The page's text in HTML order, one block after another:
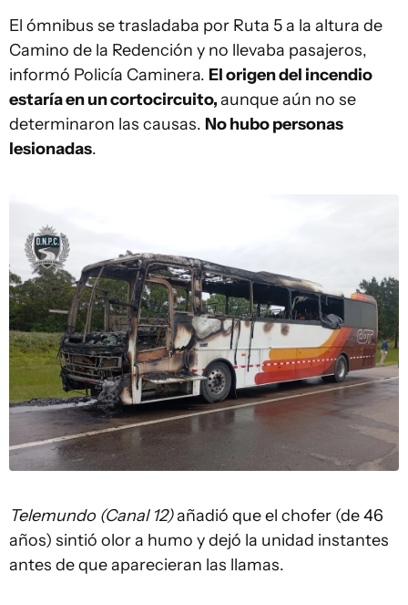
El ómnibus se trasladaba por Ruta 5 a la altura de
Camino de la Redención y no llevaba pasajeros,
informó Policía Caminera. El origen del incendio
estaría en un cortocircuito,aunque aún no se
determinaron las causas. No hubo personas
lesionadas.
Telemundo (Canal 12)añadió que el chofer (de 46
años) sintió olor a humo y dejó la unidad instantes
antes de que aparecieran las llamas.